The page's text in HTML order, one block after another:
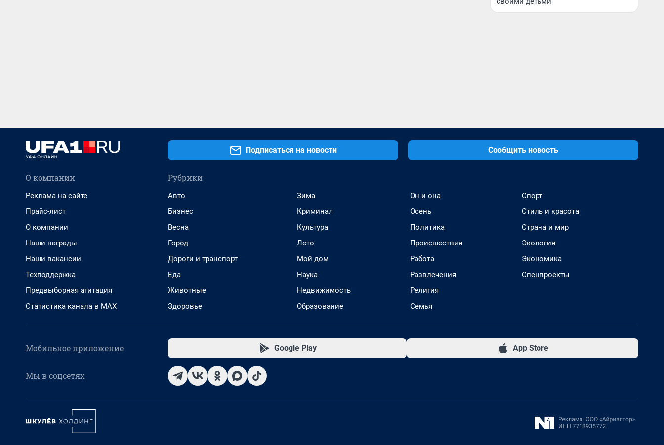
Подписаться на новости Сообщить новость
О компании
Реклама на сайте
Прайс-лист
О компании
Наши награды
Наши вакансии
Техподдержка
Предвыборная агитация
Статистика канала в MAX
Рубрики
Авто
Бизнес
Весна
Город
Дороги и транспорт
Еда
Животные
Здоровье
Зима
Криминал
Культура
Лето
Мой дом
Наука
Недвижимость
Образование
Он и она
Осень
Политика
Происшествия
Работа
Развлечения
Религия
Семья
Спорт
Стиль и красота
Страна и мир
Экология
Экономика
Спецпроекты
Мобильное приложение Google Play App Store
Мы в соцсетях